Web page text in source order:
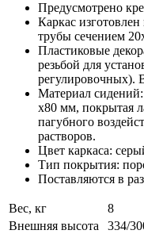
Предусмотрено
Каркас
трубы сечением
Пластиковые
резьбой для
регулировочных).
Материал
х80 мм, покрытая
пагубного
растворов.
Цвет каркаса:
Тип покрытия:
Поставляются в
Вес, кг
8
Внешняя высота
334/